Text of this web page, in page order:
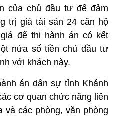
của chủ đầu tư để đảm
trị giá tài sản 24 căn hộ
để thi hành án có kết
nửa số tiền chủ đầu tư
với khách này.
án dân sự tỉnh Khánh
cơ quan chức năng liên
và các phòng, văn phòng